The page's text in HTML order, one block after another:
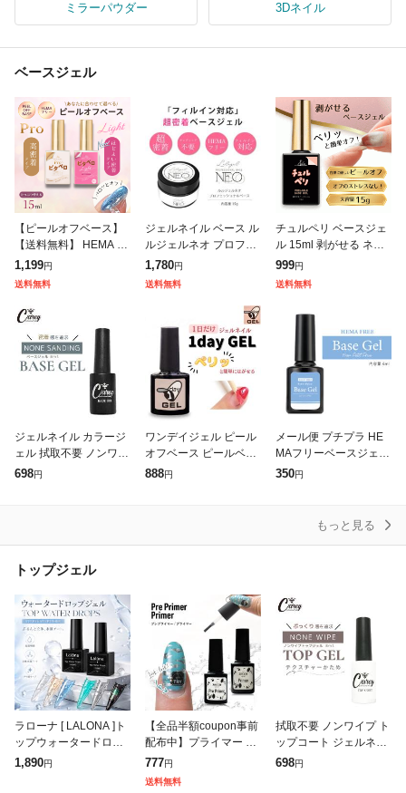
ミラーパウダー 3Dネイル
ベースジェル
【ピールオフベース】
【送料無料】 HEMA Fr
ee ベースジェル 【ピタ
ペロ】【ほどよい密着
Light 】【高密着 Pro
1,199円
送料無料
ジェルネイル ベース ル
ルジェルネオ プロフェ
ッショナル ベースジェ
ル 15g サンディング不
1,780円
送料無料
チュルペリ ベースジェ
ル 15ml 剥がせる ネイ
ル セルフネイル 自爪に
優しい 剥がせるベース
ジェル Ailes エール
999円
送料無料
ジェルネイル カラージ
ェル 拭取不要 ノンワイ
プ ベースコート ベース
698円
ワンデイジェル ピール
オフベース ピールベー
ス 剥がせるジェル ピー
888円
メール便 プチプラ HE
MAフリーベースジェル
4ml
350円
もっと見る
トップジェル
ラローナ [ LALONA ]ト
ップウォータードロッ
プジェル( 5gセット ) ネ
1,890円
【全品半額coupon事前
配布中】プライマー プ
レプライマー 4週間剥
がれないを目指せる 消
777円
送料無料
拭取不要 ノンワイプ ト
ップコート ジェルネイ
ル カラージェル トップ
698円